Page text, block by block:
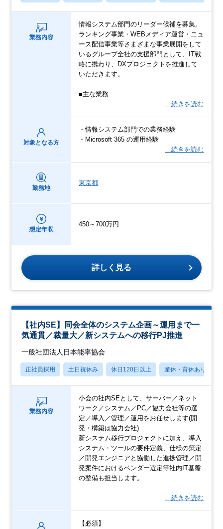
業務内容
情報システム部門のリーダー候補を募集。
ランキング事業・WEBメディア運営・ニュ
ース配信事業等さまざまな事業展開をして
いるグループ全社の支援部門として、IT戦
略に携わり、DXプロジェクトを推進して
いただきます。
■主な業務
…続きを読む
対象となる方
・情報システム部門での業務経験
・Microsoft 365 の運用経験
…続きを読む
勤務地
東京都
想定年収
450～700万円
詳しく見る
【社内SE】同会全体のシステム企画～運用まで一
気通貫／裁量大／新システムへの移行PJ推進
一般社団法人日本能率協会
正社員採用 土日祝休み 休日120日以上 産休・育休あり
業務内容
小会の社内SEとして、サーバー／ネット
ワーク／システム／PC／協力会社等の選
定／導入／管理／運用をお任せします(開
発・構築は協力会社)
新システム移行プロジェクトに加え、導入
システム・ツールの要件定義、仕様の策定
／開発エンジニアと協働した進捗管理／開
発案件におけるベンダー選定等社内IT基盤
の整備も担当します。
…続きを読む
【必須】